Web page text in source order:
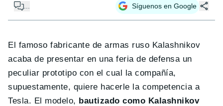
Síguenos en Google
El famoso fabricante de armas ruso Kalashnikov
acaba de presentar en una feria de defensa un
peculiar prototipo con el cual la compañía,
supuestamente, quiere hacerle la competencia a
Tesla. El modelo, bautizado como Kalashnikov